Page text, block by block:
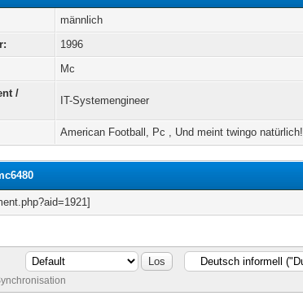
männlich
1996
Mc
/
IT-Systemengineer
American Football, Pc , Und meint twingo natürlich!